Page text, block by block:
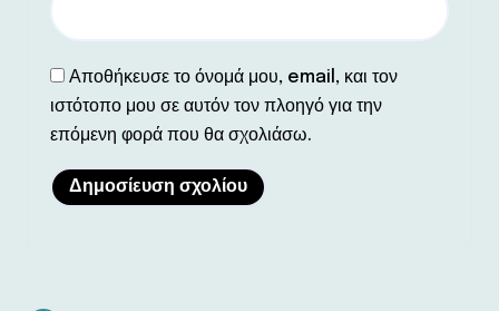
Αποθήκευσε το όνομά μου, email, και τον
ιστότοπο μου σε αυτόν τον πλοηγό για την
επόμενη φορά που θα σχολιάσω.